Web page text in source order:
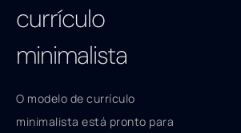
currículo
minimalista
O modelo de currículo
minimalista está pronto para